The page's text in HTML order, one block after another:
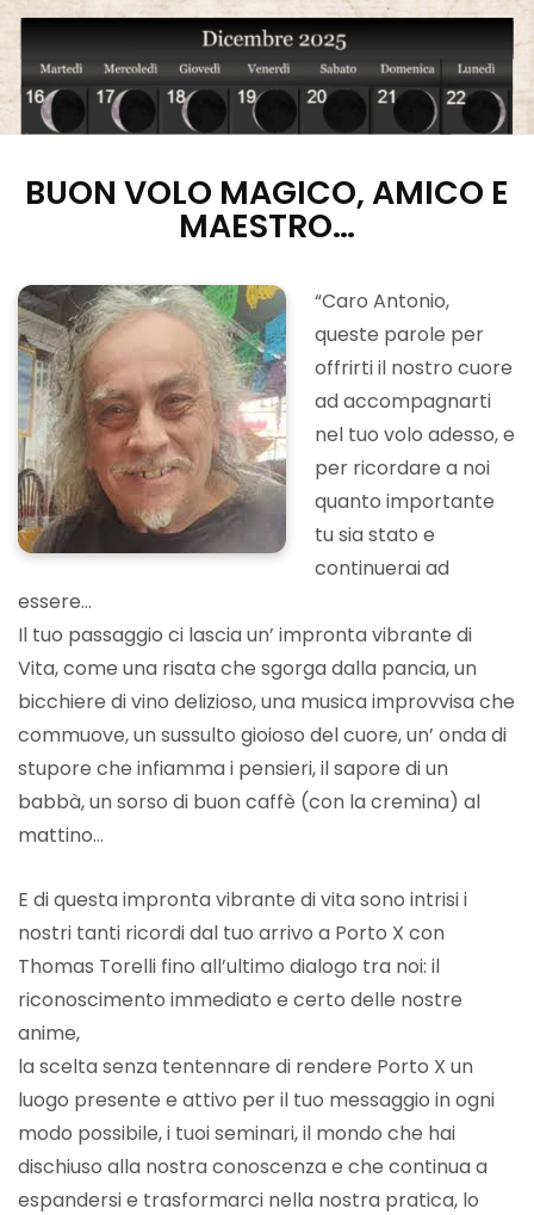
BUON VOLO MAGICO, AMICO E
MAESTRO…
“Caro Antonio,
queste parole per
offrirti il nostro cuore
ad accompagnarti
nel tuo volo adesso, e
per ricordare a noi
quanto importante
tu sia stato e
continuerai ad
essere…
Il tuo passaggio ci lascia un’ impronta vibrante di
Vita, come una risata che sgorga dalla pancia, un
bicchiere di vino delizioso, una musica improvvisa che
commuove, un sussulto gioioso del cuore, un’ onda di
stupore che infiamma i pensieri, il sapore di un
babbà, un sorso di buon caffè (con la cremina) al
mattino…
E di questa impronta vibrante di vita sono intrisi i
nostri tanti ricordi dal tuo arrivo a Porto X con
Thomas Torelli fino all’ultimo dialogo tra noi: il
riconoscimento immediato e certo delle nostre
anime,
la scelta senza tentennare di rendere Porto X un
luogo presente e attivo per il tuo messaggio in ogni
modo possibile, i tuoi seminari, il mondo che hai
dischiuso alla nostra conoscenza e che continua a
espandersi e trasformarci nella nostra pratica, lo